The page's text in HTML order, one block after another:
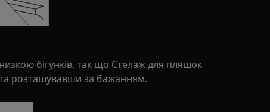
бігунків, так що Стелаж для пляшок
розташувавши за бажанням.